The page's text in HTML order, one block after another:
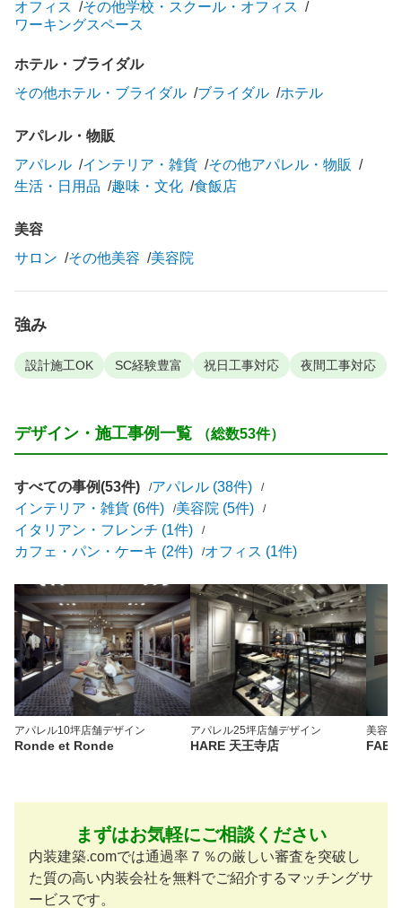
オフィス
その他学校・スクール・オフィス
ワーキングスペース
ホテル・ブライダル
その他ホテル・ブライダル
ブライダル ホテル
アパレル・物販
アパレル
インテリア・雑貨
その他アパレル・物販
生活・日用品
趣味・文化 食飯店
美容
サロン
その他美容 美容院
強み
設計施工OK SC経験豊富 祝日工事対応 夜間工事対応
デザイン・施工事例一覧 （総数53件）
すべての事例(53件)
アパレル (38件)
インテリア・雑貨 (6件)
美容院 (5件)
イタリアン・フレンチ (1件)
カフェ・パン・ケーキ (2件)
オフィス (1件)
アパレル10坪店舗デザイン
Ronde et Ronde
アパレル25坪店舗デザイン
HARE 天王寺店
美容院
まずはお気軽にご相談ください
内装建築.comでは通過率７％の厳しい審査を突破し
た質の高い内装会社を無料でご紹介するマッチングサ
ービスです。